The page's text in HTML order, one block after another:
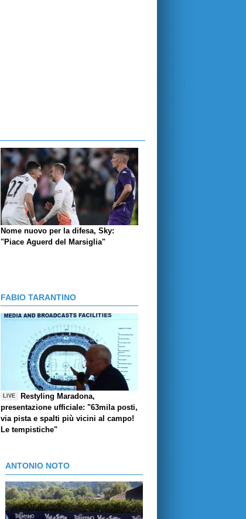
Nome nuovo per la difesa, Sky:
"Piace Aguerd del Marsiglia"
FABIO TARANTINO
LIVE
Restyling Maradona,
presentazione ufficiale: "63mila posti,
via pista e spalti più vicini al campo!
Le tempistiche"
ANTONIO NOTO